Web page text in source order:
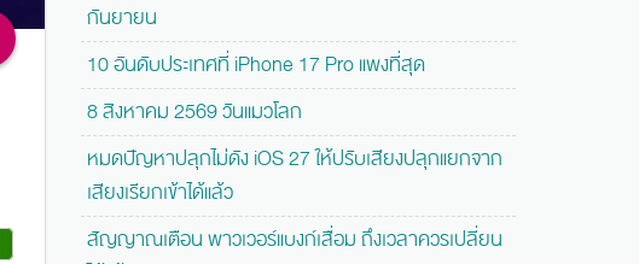
กันยายน
10 อันดับประเทศที่ iPhone 17 Pro แพงที่สุด
8 สิงหาคม 2569 วันแมวโลก
หมดปัญหาปลุกไม่ดัง iOS 27 ให้ปรับเสียงปลุกแยกจาก
เสียงเรียกเข้าได้แล้ว
สัญญาณเตือน พาวเวอร์แบงก์เสื่อม ถึงเวลาควรเปลี่ยน